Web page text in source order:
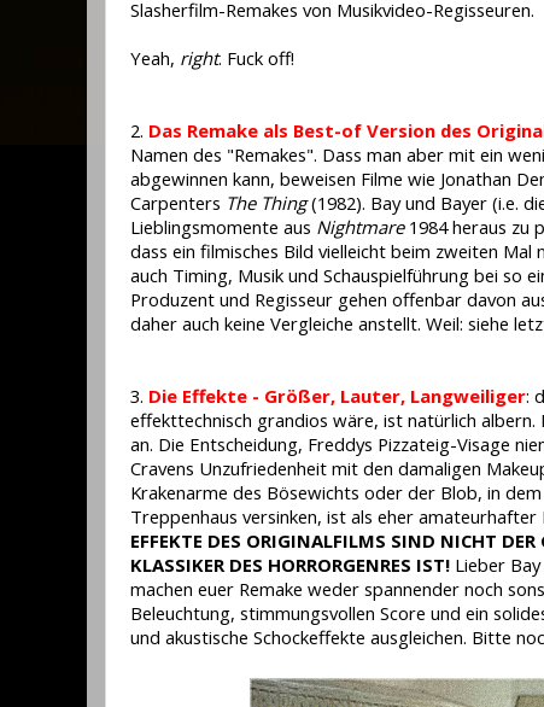
Slasherfilm-Remakes von Musikvideo-Regisseuren.
Yeah, right. Fuck off!
2. Das Remake als Best-of Version des
Namen des "Remakes". Dass man aber mit ein
abgewinnen kann, beweisen Filme wie Jonathan
Carpenters The Thing(1982). Bay und Bayer (i.e.
Lieblingsmomente aus Nightmare1984 heraus zu
dass ein filmisches Bild vielleicht beim zweiten
auch Timing, Musik und Schauspielführung bei so
Produzent und Regisseur gehen offenbar davon
daher auch keine Vergleiche anstellt. Weil: siehe
3. Die Effekte - Größer, Lauter, Langweiliger:
effekttechnisch grandios wäre, ist natürlich
an. Die Entscheidung, Freddys Pizzateig-Visage
Cravens Unzufriedenheit mit den damaligen
Krakenarme des Bösewichts oder der Blob, in
Treppenhaus versinken, ist als eher
EFFEKTE DES ORIGINALFILMS SIND NICHT
KLASSIKER DES HORRORGENRES IST! Lieber
machen euer Remake weder spannender noch
Beleuchtung, stimmungsvollen Score und ein
und akustische Schockeffekte ausgleichen. Bitte